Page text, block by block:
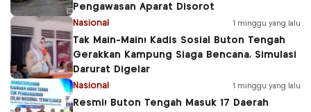
Pengawasan Aparat Disorot
Nasional 1 minggu yang lalu
Tak Main-Main! Kadis Sosial Buton Tengah
Gerakkan Kampung Siaga Bencana, Simulasi
Darurat Digelar
Nasional 1 minggu yang lalu
Resmi! Buton Tengah Masuk 17 Daerah